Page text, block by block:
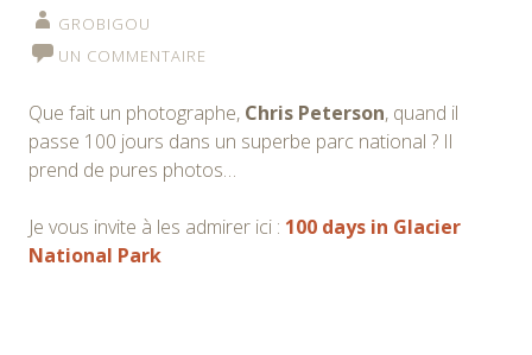
GROBIGOU
UN COMMENTAIRE
Que fait un photographe, Chris Peterson, quand il
passe 100 jours dans un superbe parc national ? Il
prend de pures photos…
Je vous invite à les admirer ici : 100 days in Glacier
National Park